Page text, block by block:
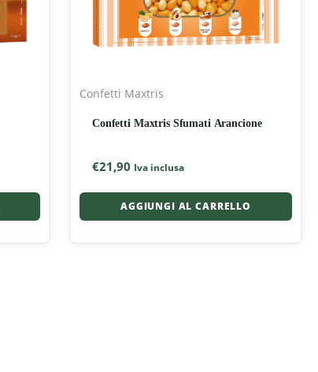
Confetti Maxtris
Confetti Maxtris Sfumati Arancione
€21,90 Iva inclusa
AGGIUNGI AL CARRELLO